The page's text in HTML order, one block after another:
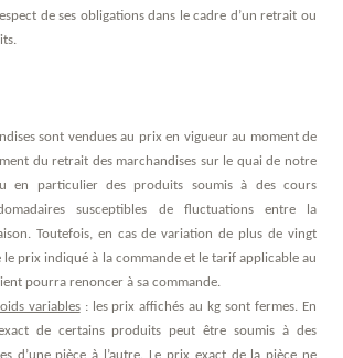
de ses obligations dans le cadre d’un retrait ou
sont vendues au prix en vigueur au moment de
du retrait des marchandises sur le quai de notre
en particulier des produits soumis à des cours
susceptibles de fluctuations entre la
Toutefois, en cas de variation de plus de vingt
prix indiqué à la commande et le tarif applicable au
pourra renoncer à sa commande.
variables: les prix affichés au kg sont fermes. En
de certains produits peut être soumis à des